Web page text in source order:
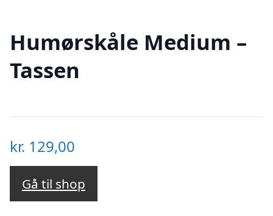
Humørskåle Medium –
Tassen
kr. 129,00
Gå til shop